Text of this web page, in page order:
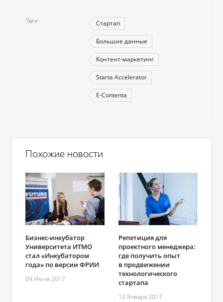
Теги Стартап
Большие данные
Контент-маркетинг
Starta Accelerator
E-Contenta
Похожие новости
Бизнес-инкубатор
Университета ИТМО
стал «Инкубатором
года» по версии ФРИИ
09 Июня 2017
Репетиция для
проектного менеджера:
где получить опыт
в продвижении
технологического
стартапа
10 Января 2017